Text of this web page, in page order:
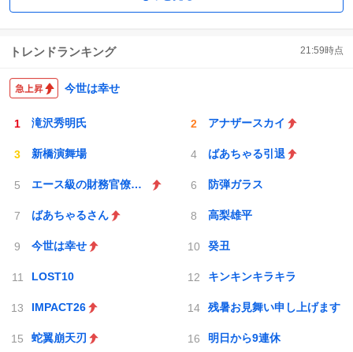
トレンドランキング 21:59時点
今世は幸せ
滝沢秀明氏 アナザースカイ
新橋演舞場 ばあちゃる引退
エース級の財務官僚が異例転出へ 防弾ガラス
ばあちゃるさん 高梨雄平
今世は幸せ 癸丑
LOST10 キンキンキラキラ
IMPACT26 残暑お見舞い申し上げます
蛇翼崩天刃 明日から9連休